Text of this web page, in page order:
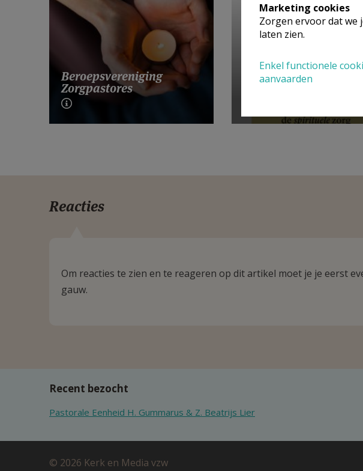
Beroepsvereniging
Zorgpastores
Lanceringsavond boek
Reacties
Om reacties te zien en te reageren op dit artikel moet je je eerst
gauw.
Recent bezocht
Pastorale Eenheid H. Gummarus & Z. Beatrijs Lier
© 2026 Kerk en Media vzw
Marketing cookies
Zorgen ervoor dat we
laten zien.
Enkel functionele
aanvaarden